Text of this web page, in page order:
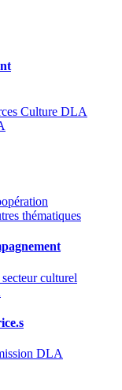
Culture DLA
thématiques
culturel
DLA